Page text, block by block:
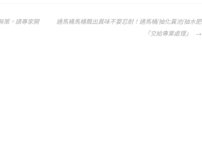
策，請專家開
通馬桶馬桶飄出異味不要忍耐！通馬桶/抽化糞池/抽水肥
「交給專業處理」